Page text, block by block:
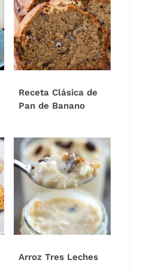
Receta Clásica de
Pan de Banano
Arroz Tres Leches